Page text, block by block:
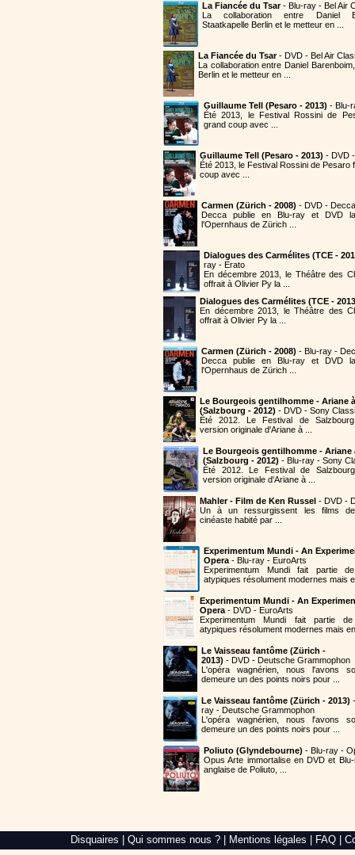
La Fiancée du Tsar- Blu-ray - Bel Air
La collaboration entre Daniel
Staatkapelle Berlin et le metteur en ...
La Fiancée du Tsar- DVD - Bel Air
La collaboration entre Daniel
Berlin et le metteur en ...
Guillaume Tell (Pesaro - 2013) - Blu-
Été 2013, le Festival Rossini de
grand coup avec ...
Guillaume Tell (Pesaro - 2013) - DVD
Été 2013, le Festival Rossini de Pesaro
coup avec ...
Carmen (Zürich - 2008) - DVD - Decca
Decca publie en Blu-ray et DVD
l'Opernhaus de Zürich ...
Dialogues des Carmélites (TCE -
ray - Erato
En décembre 2013, le Théâtre des
offrait à Olivier Py la ...
Dialogues des Carmélites (TCE -
En décembre 2013, le Théâtre des
offrait à Olivier Py la ...
Carmen (Zürich - 2008) - Blu-ray -
Decca publie en Blu-ray et DVD
l'Opernhaus de Zürich ...
Le Bourgeois gentilhomme - Ariane
(Salzbourg - 2012) - DVD - Sony
Été 2012. Le Festival de
version originale d'Ariane à ...
Le Bourgeois gentilhomme - Ariane
(Salzbourg - 2012) - Blu-ray - Sony
Été 2012. Le Festival de
version originale d'Ariane à ...
Mahler - Film de Ken Russel - DVD -
Un à un ressurgissent les films
cinéaste habité par ...
Experimentum Mundi - An
Opera - Blu-ray - EuroArts
Experimentum Mundi fait partie
atypiques résolument modernes mais
Experimentum Mundi - An
Opera - DVD - EuroArts
Experimentum Mundi fait partie
atypiques résolument modernes mais
Le Vaisseau fantôme (Zürich -
2013) - DVD - Deutsche Grammophon
L'opéra wagnérien, nous l'avons
demeure un des points noirs pour ...
Le Vaisseau fantôme (Zürich - 2013)
ray - Deutsche Grammophon
L'opéra wagnérien, nous l'avons
demeure un des points noirs pour ...
Poliuto (Glyndebourne) - Blu-ray -
Opus Arte immortalise en DVD et
anglaise de Poliuto, ...
Disquaires Qui sommes nous ? Mentions légales FAQ
Web,